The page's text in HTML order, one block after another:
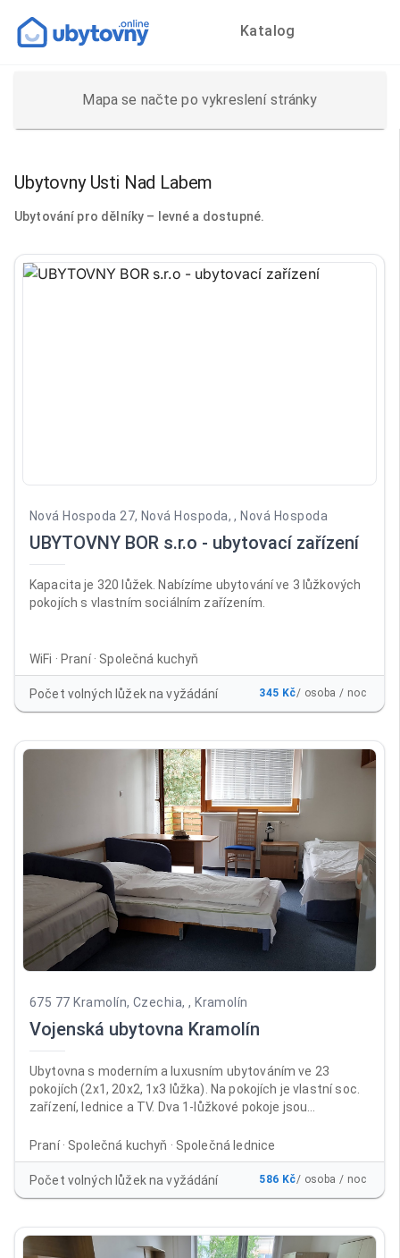
Katalog
Mapa se načte po vykreslení stránky
Ubytovny Usti Nad Labem
Ubytování pro dělníky – levné a dostupné.
Nová Hospoda 27, Nová Hospoda, , Nová Hospoda
UBYTOVNY BOR s.r.o - ubytovací zařízení
Kapacita je 320 lůžek. Nabízíme ubytování ve 3 lůžkových
pokojích s vlastním sociálním zařízením.
WiFi · Praní · Společná kuchyň
Počet volných lůžek na vyžádání 345 Kč/ osoba / noc
675 77 Kramolín, Czechia, , Kramolín
Vojenská ubytovna Kramolín
Ubytovna s moderním a luxusním ubytováním ve 23
pokojích (2x1, 20x2, 1x3 lůžka). Na pokojích je vlastní soc.
zařízení, lednice a TV. Dva 1-lůžkové pokoje jsou
oslavy, školení i dovolené. V ubytovně je non-stop recepce,
úschovna kol, prádelna, společná kuchyň, společenské
místnosti (kulečník, LCD TV). Venkovní altán vhodný na
grilování a zahradní párty. Ubytovna je v provozu po celý rok.
Praní · Společná kuchyň · Společná lednice
Počet volných lůžek na vyžádání 586 Kč/ osoba / noc